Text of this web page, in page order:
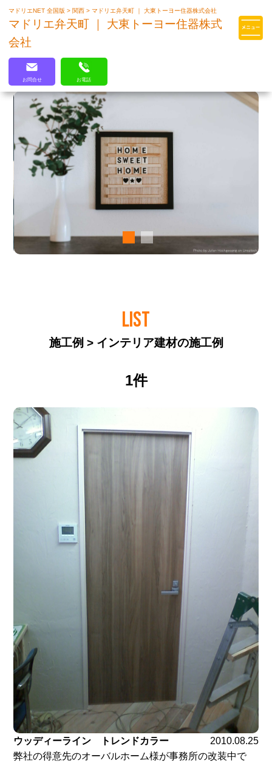
マドリエはLIXILの厳しい基準を
クリアした住まいのプロ集団です
マドリエNET 全国版> 関西>マドリエ弁天町 ｜ 大東トーヨー住器株式会社
マドリエ弁天町 ｜ 大東トーヨー住器株式
会社
お問合せ お電話
LIST
施工例 > インテリア建材の施工例
1件
ウッディーライン トレンドカラー
2010.08.25
弊社の得意先のオーバルホーム様が事務所の改装中で